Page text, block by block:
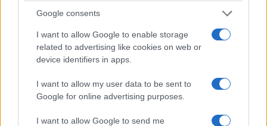
Google consents
I want to allow Google to enable storage
related to advertising like cookies on web or
device identifiers in apps.
I want to allow my user data to be sent to
Google for online advertising purposes.
I want to allow Google to send me
ΣΥΜΨΗΦΙΣΜΟΣ
Έρχεται η ΚΥΑ για την ΕΡΤ